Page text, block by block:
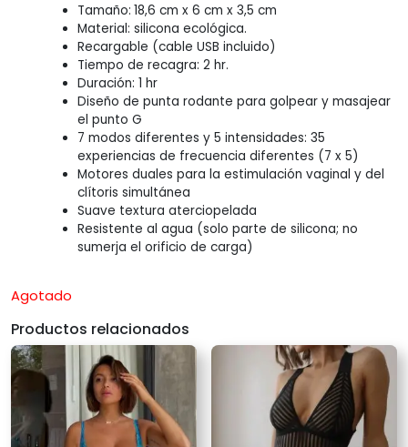
Tamaño: 18,6 cm x 6 cm x 3,5 cm
Material: silicona ecológica.
Recargable (cable USB incluido)
Tiempo de recagra: 2 hr.
Duración: 1 hr
Diseño de punta rodante para golpear y masajear
el punto G
7 modos diferentes y 5 intensidades: 35
experiencias de frecuencia diferentes (7 x 5)
Motores duales para la estimulación vaginal y del
clítoris simultánea
Suave textura aterciopelada
Resistente al agua (solo parte de silicona; no
sumerja el orificio de carga)
Agotado
Productos relacionados